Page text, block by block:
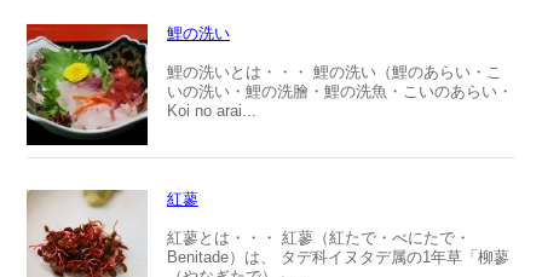
鯉の洗い
鯉の洗いとは・・・ 鯉の洗い（鯉のあらい・こ
いの洗い・鯉の洗膾・鯉の洗魚・こいのあらい・
Koi no arai...
紅蓼
紅蓼とは・・・ 紅蓼（紅たで・べにたで・
Benitade）は、 タデ科イヌタデ属の1年草「柳蓼